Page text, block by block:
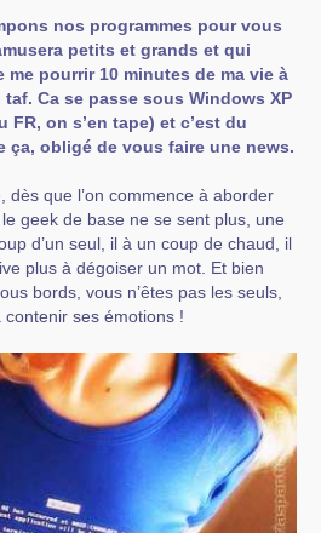
nos programmes pour vous
petits et grands et qui
pourrir 10 minutes de ma vie à
taf. Ca se passe sous Windows XP
FR, on s’en tape) et c’est du
ça, obligé de vous faire une news.
dès que l’on commence à aborder
geek de base ne se sent plus, une
d’un seul, il à un coup de chaud, il
plus à dégoiser un mot. Et bien
bords, vous n’êtes pas les seuls,
ses émotions !